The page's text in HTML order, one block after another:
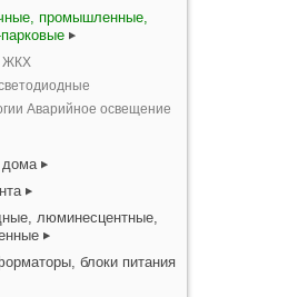
промышленные,
ЖКХ
Аварийное освещение
дома
люминесцентные,
блоки питания